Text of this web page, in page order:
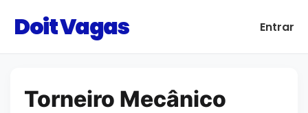
Doit Vagas Entrar
Torneiro Mecânico